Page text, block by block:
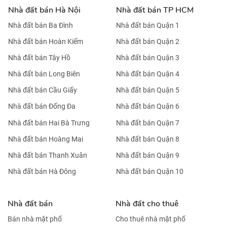
Nhà đất bán Hà Nội
Nhà đất bán Ba Đình
Nhà đất bán Hoàn Kiếm
Nhà đất bán Tây Hồ
Nhà đất bán Long Biên
Nhà đất bán Cầu Giấy
Nhà đất bán Đống Đa
Nhà đất bán Hai Bà Trưng
Nhà đất bán Hoàng Mai
Nhà đất bán Thanh Xuân
Nhà đất bán Hà Đông
Nhà đất bán TP HCM
Nhà đất bán Quận 1
Nhà đất bán Quận 2
Nhà đất bán Quận 3
Nhà đất bán Quận 4
Nhà đất bán Quận 5
Nhà đất bán Quận 6
Nhà đất bán Quận 7
Nhà đất bán Quận 8
Nhà đất bán Quận 9
Nhà đất bán Quận 10
Nhà đất bán
Bán nhà mặt phố
Nhà đất cho thuê
Cho thuê nhà mặt phố